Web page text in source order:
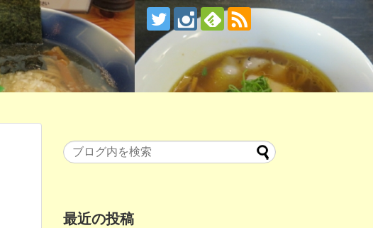
最近の投稿